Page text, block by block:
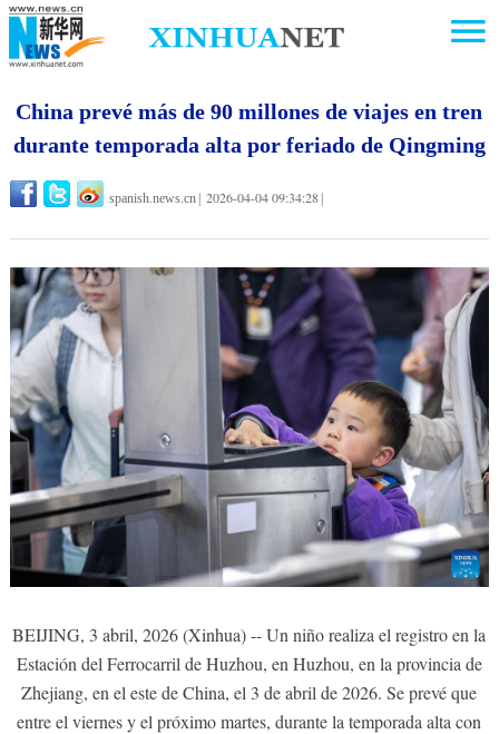
China prevé más de 90 millones de viajes en tren
durante temporada alta por feriado de Qingming
spanish.news.cn 2026-04-04 09:34:28
BEIJING, 3 abril, 2026 (Xinhua) -- Un niño realiza el registro en la
Estación del Ferrocarril de Huzhou, en Huzhou, en la provincia de
Zhejiang, en el este de China, el 3 de abril de 2026. Se prevé que
entre el viernes y el próximo martes, durante la temporada alta con